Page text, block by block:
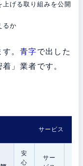
げる取り組みを公開
るか
。 青字で出した
」業者です。
サービス
安
心
サー